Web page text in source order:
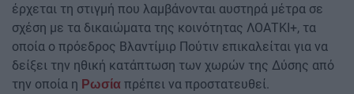
έρχεται τη στιγμή που λαμβάνονται αυστηρά μέτρα σε
σχέση με τα δικαιώματα της κοινότητας ΛΟΑΤΚΙ+, τα
οποία ο πρόεδρος Βλαντίμιρ Πούτιν επικαλείται για να
δείξει την ηθική κατάπτωση των χωρών της Δύσης από
την οποία η Ρωσία πρέπει να προστατευθεί.